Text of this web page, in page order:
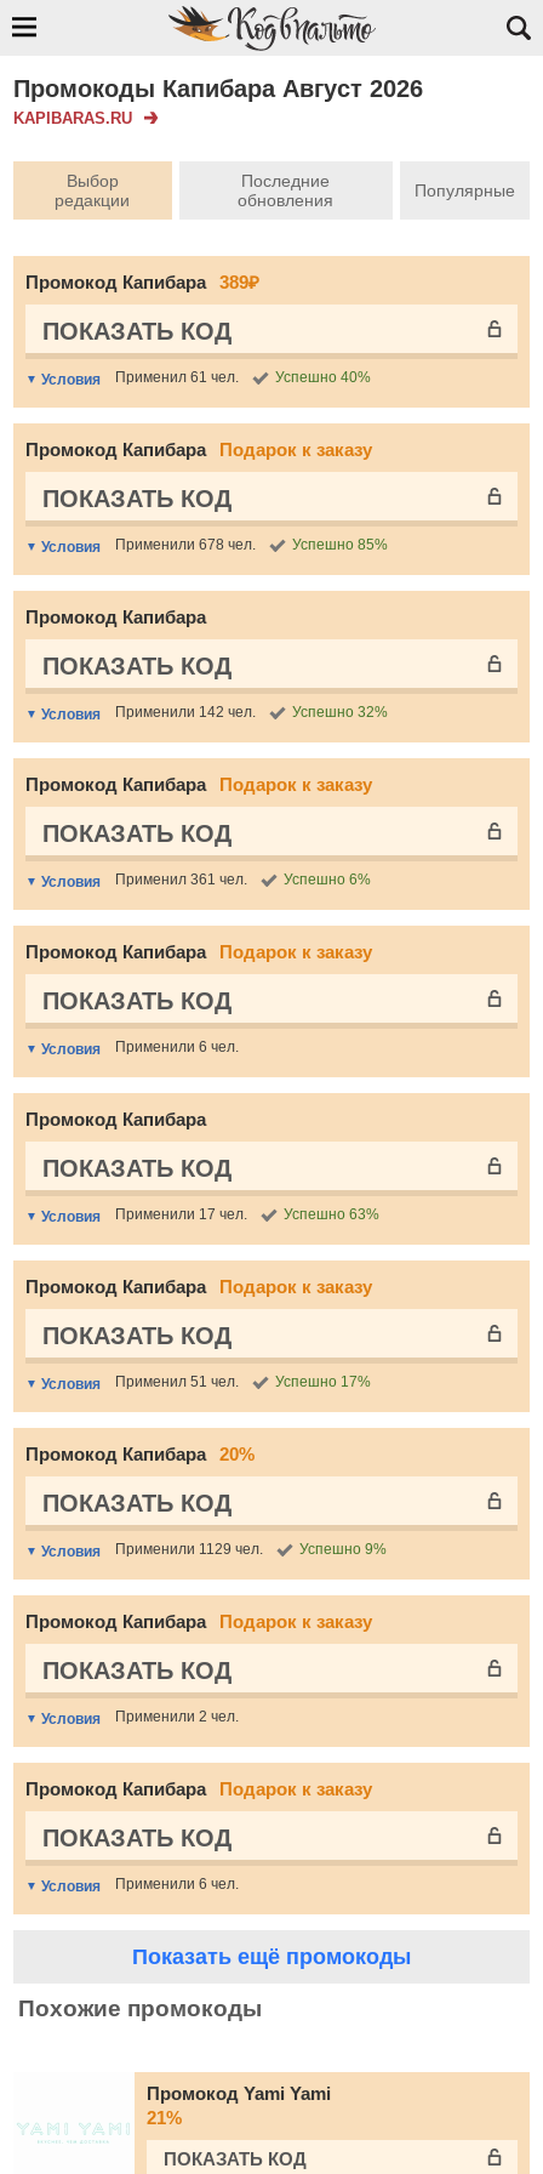
Промокоды Капибара Август 2026
KAPIBARAS.RU
Выбор
редакции
Последние
обновления
Популярные
Промокод Капибара 389₽
ПОКАЗАТЬ КОД
Условия Применил 61 чел. Успешно 40%
Промокод Капибара Подарок к заказу
ПОКАЗАТЬ КОД
Условия Применили 678 чел. Успешно 85%
Промокод Капибара
ПОКАЗАТЬ КОД
Условия Применили 142 чел. Успешно 32%
Промокод Капибара Подарок к заказу
ПОКАЗАТЬ КОД
Условия Применил 361 чел. Успешно 6%
Промокод Капибара Подарок к заказу
ПОКАЗАТЬ КОД
Условия Применили 6 чел.
Промокод Капибара
ПОКАЗАТЬ КОД
Условия Применили 17 чел. Успешно 63%
Промокод Капибара Подарок к заказу
ПОКАЗАТЬ КОД
Условия Применил 51 чел. Успешно 17%
Промокод Капибара 20%
ПОКАЗАТЬ КОД
Условия Применили 1129 чел. Успешно 9%
Промокод Капибара Подарок к заказу
ПОКАЗАТЬ КОД
Условия Применили 2 чел.
Промокод Капибара Подарок к заказу
ПОКАЗАТЬ КОД
Условия Применили 6 чел.
Показать ещё промокоды
Похожие промокоды
Промокод Yami Yami
21%
ПОКАЗАТЬ КОД